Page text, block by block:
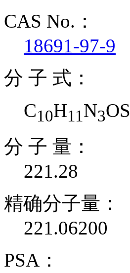
CAS No.：
18691-97-9
分 子 式：
C10H11N3OS
分 子 量：
221.28
精确分子量：
221.06200
PSA：